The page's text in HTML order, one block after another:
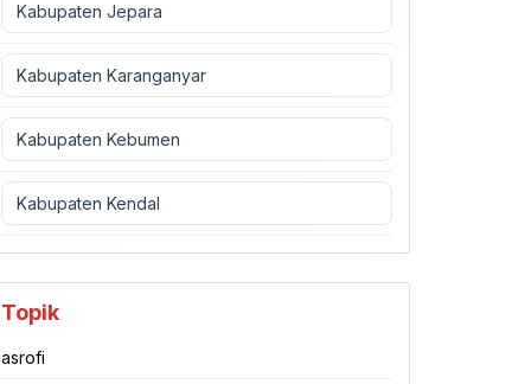
Kabupaten Jepara
Kabupaten Karanganyar
Kabupaten Kebumen
Kabupaten Kendal
Topik
asrofi